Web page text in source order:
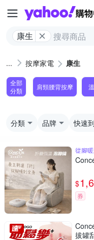
康生
按摩家電 康生
全部
分類
肩頸腰背按摩
分類 品牌 快速
從腳
$
券
拔罐